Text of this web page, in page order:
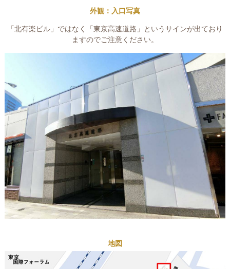
外観：入口写真
「北有楽ビル」ではなく「東京高速道路」というサインが出ており
ますのでご注意ください。
地図